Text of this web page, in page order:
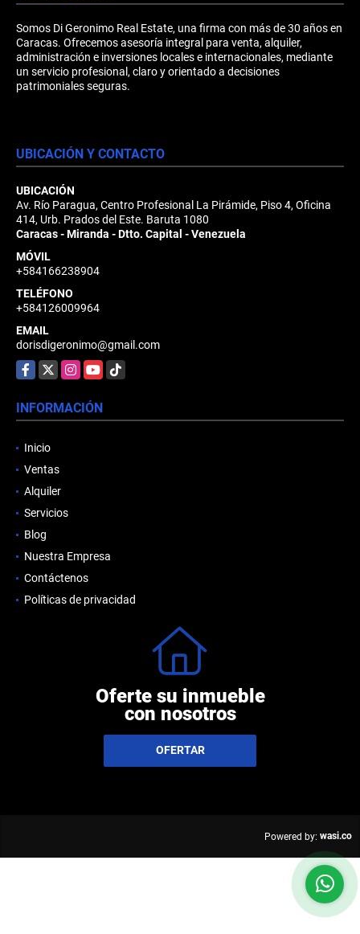
Somos Di Geronimo Real Estate, una firma con más de 30 años en
Caracas. Ofrecemos asesoría integral para venta, alquiler,
administración e inversiones locales e internacionales, mediante
un servicio profesional, claro y orientado a decisiones
patrimoniales seguras.
UBICACIÓN Y CONTACTO
UBICACIÓN
Av. Río Paragua, Centro Profesional La Pirámide, Piso 4, Oficina
414, Urb. Prados del Este. Baruta 1080
Caracas - Miranda - Dtto. Capital - Venezuela
MÓVIL
+584166238904
TELÉFONO
+584126009964
EMAIL
dorisdigeronimo@gmail.com
Facebook
X Instagram
YouTubeTikTok
INFORMACIÓN
Inicio
Ventas
Alquiler
Servicios
Blog
Nuestra Empresa
Contáctenos
Políticas de privacidad
Oferte su inmueble
con nosotros
OFERTAR
Powered by: wasi.co